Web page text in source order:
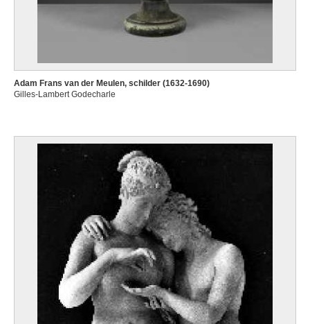
Adam Frans van der Meulen, schilder (1632-1690)
Gilles-Lambert Godecharle